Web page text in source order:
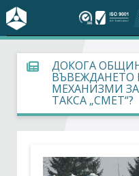
За БСК
На фокус
Актуално
Социален диалог
ДОКОГА
ВЪВЕЖДАНЕТО
МЕХАНИЗМИ
ТАКСА „СМЕТ“?